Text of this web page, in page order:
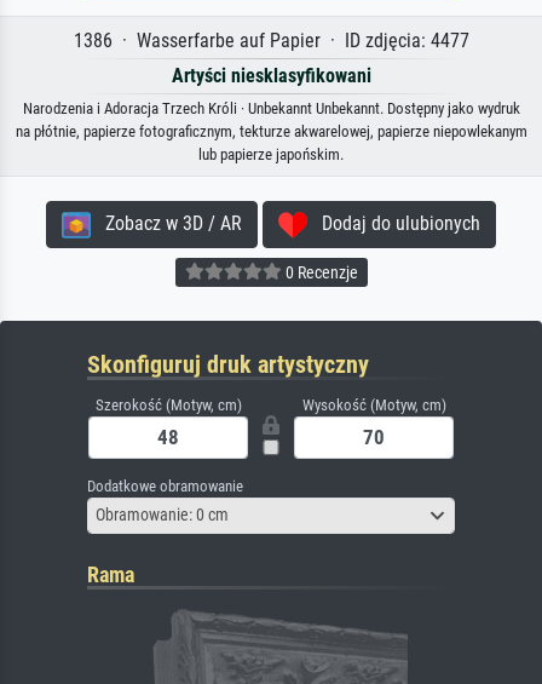
1386 · Wasserfarbe auf Papier · ID zdjęcia: 4477
Artyści niesklasyfikowani
Narodzenia i Adoracja Trzech Króli · Unbekannt Unbekannt. Dostępny jako wydruk
na płótnie, papierze fotograficznym, tekturze akwarelowej, papierze niepowlekanym
lub papierze japońskim.
Zobacz w 3D / AR Dodaj do ulubionych
0 Recenzje
Skonfiguruj druk artystyczny
Szerokość (Motyw, cm) Wysokość (Motyw, cm)
Dodatkowe obramowanie
Obramowanie: 0 cm
Rama